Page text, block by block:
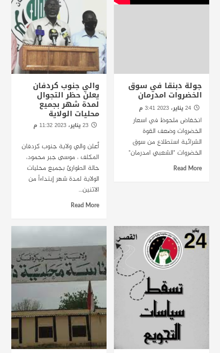
جولة دبنقا في سوق
الخضروات امدرمان
24 يناير، 2023 3:41 م
انخفاض ملحوظ في اسعار
الخضروات وضعف القوة
الشرائية استطلاع من سوق
الخضروات "الشعبي امدرمان"
Read More
والي جنوب كردفان
يعلن حظر التجوال
لمدة شهر بجميع
محليات الولاية
23 يناير، 2023 11:32 م
أعلن والي ولاية جنوب كردفان
المكلف ، موسى جبر محمود،
حالة الطوارئ بجميع محليات
الولاية لمدة شهر إبتداءاً من
الاثنين....
Read More